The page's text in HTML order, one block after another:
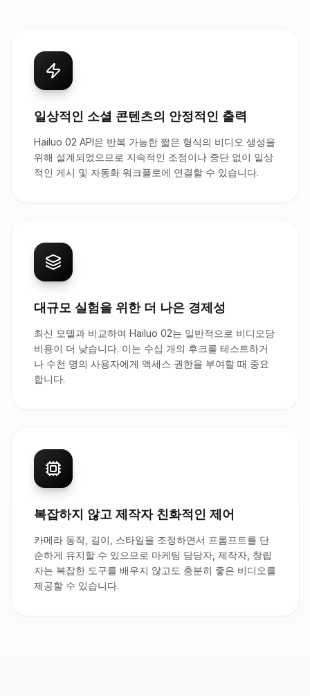
일상적인 소셜 콘텐츠의 안정적인 출력
Hailuo 02 API은 반복 가능한 짧은 형식의 비디오 생성을
위해 설계되었으므로 지속적인 조정이나 중단 없이 일상
적인 게시 및 자동화 워크플로에 연결할 수 있습니다.
대규모 실험을 위한 더 나은 경제성
최신 모델과 비교하여 Hailuo 02는 일반적으로 비디오당
비용이 더 낮습니다. 이는 수십 개의 후크를 테스트하거
나 수천 명의 사용자에게 액세스 권한을 부여할 때 중요
합니다.
복잡하지 않고 제작자 친화적인 제어
카메라 동작, 길이, 스타일을 조정하면서 프롬프트를 단
순하게 유지할 수 있으므로 마케팅 담당자, 제작자, 창립
자는 복잡한 도구를 배우지 않고도 충분히 좋은 비디오를
제공할 수 있습니다.